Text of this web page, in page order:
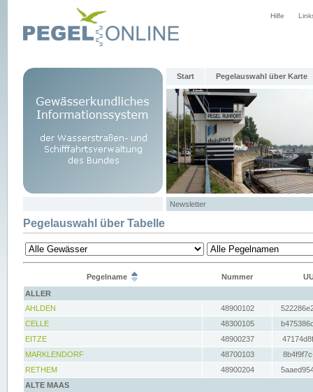
Hilfe
Start Pegelauswahl über Karte
Newsletter
Pegelauswahl über Tabelle
Pegelname Nummer
ALLER
AHLDEN
48900102
CELLE
48300105
EITZE
48900237
MARKLENDORF
48700103
RETHEM
48900204
ALTE MAAS